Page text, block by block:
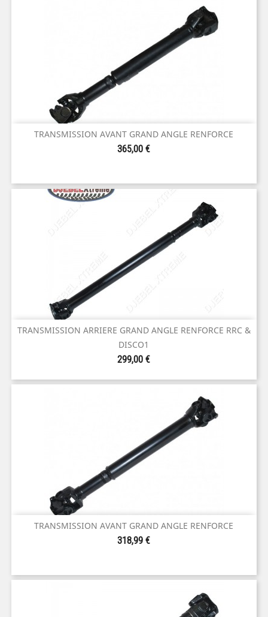
TRANSMISSION AVANT GRAND ANGLE RENFORCE
Prix
365,00 €
TRANSMISSION ARRIERE GRAND ANGLE RENFORCE RRC &
DISCO1
Prix
299,00 €
TRANSMISSION AVANT GRAND ANGLE RENFORCE
Prix
318,99 €